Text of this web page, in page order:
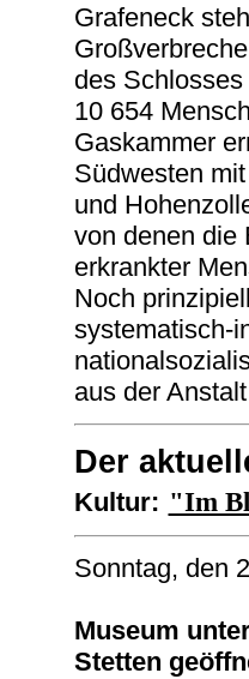
Grafeneck
des
10 654
Gaskammer
Südwesten
und
von denen die
erkrankter
Noch
systematisch-
aus der
Der
Kultur: "Im
Sonntag, den
Museum
Stetten